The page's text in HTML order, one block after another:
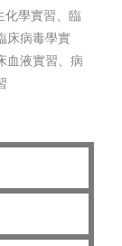
化學實習、臨
床病毒學實
血液實習、病